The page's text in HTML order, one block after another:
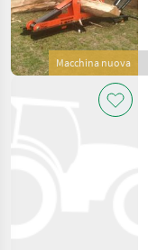
Macchina nuova